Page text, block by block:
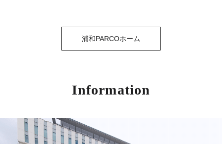
浦和PARCOホーム
Information